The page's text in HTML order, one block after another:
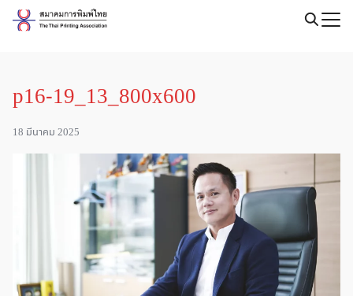
Skip
p16-19_13_800x600
18 มีนาคม 2025